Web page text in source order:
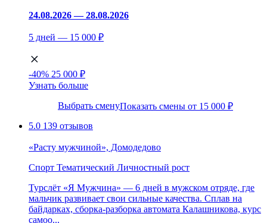
24.08.2026 — 28.08.2026
5 дней — 15 000 ₽
-40% 25 000 ₽
Узнать больше
Выбрать сменуПоказать смены от 15 000 ₽
5.0 139 отзывов
«Расту мужчиной», Домодедово
Спорт Тематический Личностный рост
Турслёт «Я Мужчина» — 6 дней в мужском отряде, где
мальчик развивает свои сильные качества. Сплав на
байдарках, сборка-разборка автомата Калашникова, курс
самоо...